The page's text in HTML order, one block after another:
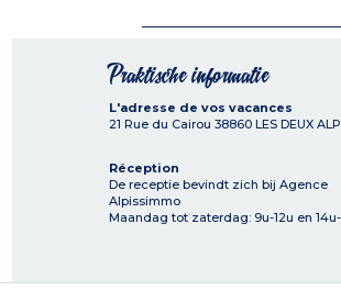
Praktische informatie
L'adresse de vos vacances
21 Rue du Cairou 38860 LES DEUX
Réception
De receptie bevindt zich bij Agence
Alpissimmo
Maandag tot zaterdag: 9u-12u en 14u-